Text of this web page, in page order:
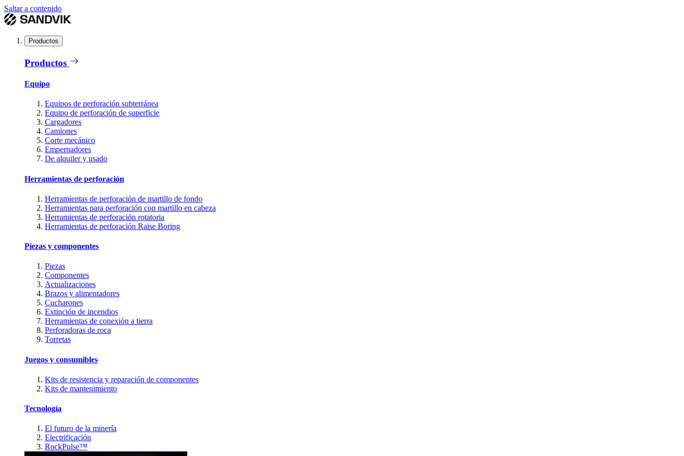
Saltar a contenido
Productos
Productos
Equipo
Equipos de perforación subterránea
Equipo de perforación de superficie
Cargadores
Camiones
Corte mecánico
Empernadores
De alquiler y usado
Herramientas de perforación
Herramientas de perforación de martillo de fondo
Herramientas para perforación con martillo en cabeza
Herramientas de perforación rotatoria
Herramientas de perforación Raise Boring
Piezas y componentes
Piezas
Componentes
Actualizaciones
Brazos y alimentadores
Cucharones
Extinción de incendios
Herramientas de conexión a tierra
Perforadoras de roca
Torretas
Juegos y consumibles
Kits de resistencia y reparación de componentes
Kits de mantenimiento
Tecnología
El futuro de la minería
Electrificación
RockPulse™